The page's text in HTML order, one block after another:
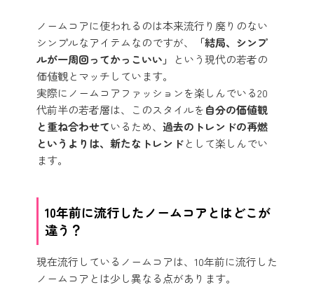
ノームコアに使われるのは本来流行り廃りのない
シンプルなアイテムなのですが、
「結局、シンプ
ルが一周回ってかっこいい」
という現代の若者の
価値観とマッチしています。
実際にノームコアファッションを楽しんでいる20
代前半の若者層は、このスタイルを自分の価値観
と重ね合わせているため、 過去のトレンドの再燃
というよりは、新たなトレンドとして楽しんでい
ます。
10年前に流行したノームコアとはどこが
違う？
現在流行しているノームコアは、10年前に流行した
ノームコアとは少し異なる点があります。